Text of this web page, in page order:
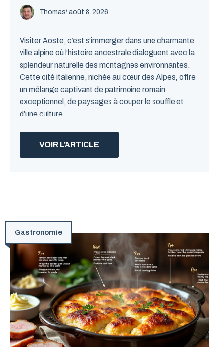
Thomas/ août 8, 2026
Visiter Aoste, c’est s’immerger dans une charmante
ville alpine où l’histoire ancestrale dialoguent avec la
splendeur naturelle des montagnes environnantes.
Cette cité italienne, nichée au cœur des Alpes, offre
un mélange captivant de patrimoine romain
exceptionnel, de paysages à couper le souffle et
d’une culture ...
VOIR L'ARTICLE
Gastronomie